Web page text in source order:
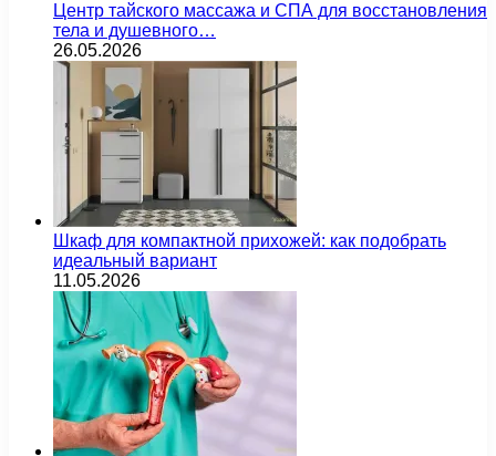
Центр тайского массажа и СПА для восстановления
тела и душевного…
26.05.2026
Шкаф для компактной прихожей: как подобрать
идеальный вариант
11.05.2026